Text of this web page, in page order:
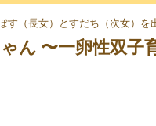
（長女）とすだち（次女）を
ん 〜一卵性双子